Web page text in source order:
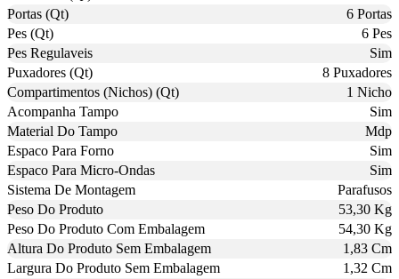
Portas (Qt)
6 Portas
Pes (Qt)
6 Pes
Pes Regulaveis
Sim
Puxadores (Qt)
8 Puxadores
Compartimentos (Nichos) (Qt)
1 Nicho
Acompanha Tampo
Sim
Material Do Tampo
Mdp
Espaco Para Forno
Sim
Espaco Para Micro-Ondas
Sim
Sistema De Montagem
Parafusos
Peso Do Produto
53,30 Kg
Peso Do Produto Com Embalagem
54,30 Kg
Altura Do Produto Sem Embalagem
1,83 Cm
Largura Do Produto Sem Embalagem
1,32 Cm